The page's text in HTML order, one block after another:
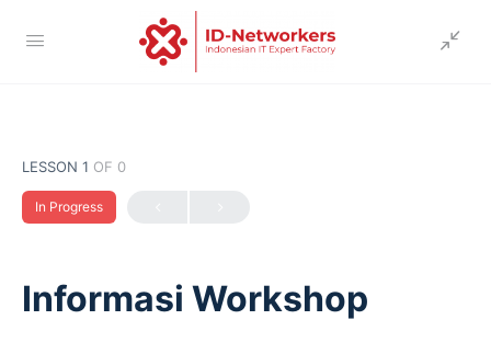
LESSON 1 OF 0
In Progress
Informasi Workshop